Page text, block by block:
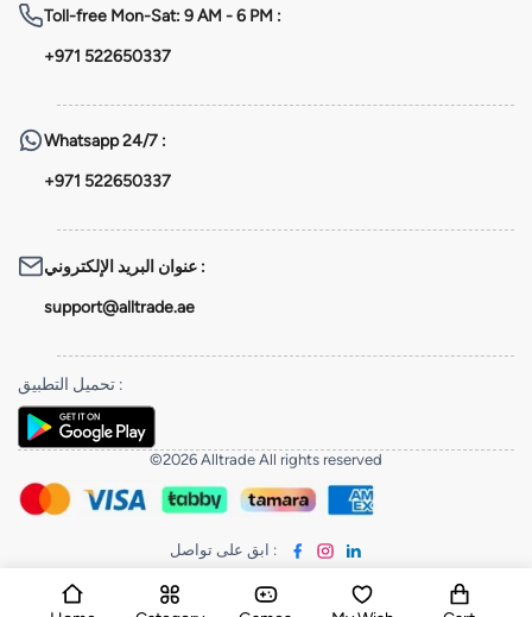
Toll-free Mon-Sat: 9 AM - 6 PM :
+971 522650337
Whatsapp24/7 :
+971 522650337
عنوان البريد الإلكتروني :
support@alltrade.ae
تحميل التطبيق :
©2026 Alltrade All rights reserved
ابق على تواصل :